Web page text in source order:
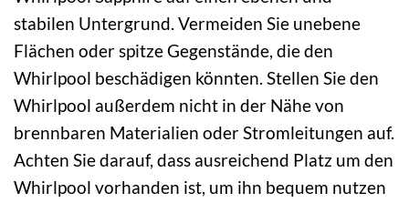
stabilen Untergrund. Vermeiden Sie unebene
Flächen oder spitze Gegenstände, die den
Whirlpool beschädigen könnten. Stellen Sie den
Whirlpool außerdem nicht in der Nähe von
brennbaren Materialien oder Stromleitungen auf.
Achten Sie darauf, dass ausreichend Platz um den
Whirlpool vorhanden ist, um ihn bequem nutzen